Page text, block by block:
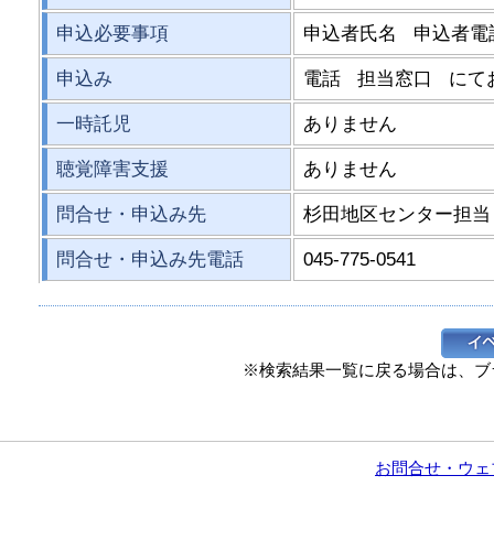
申込必要事項 申込者氏名 申込者
申込み 電話 担当窓口 にて
一時託児 ありません
聴覚障害支援 ありません
問合せ・申込み先 杉田地区センター担当
問合せ・申込み先電話 045-775-0541
※検索結果一覧に戻る場合は、
お問合せ・ウ